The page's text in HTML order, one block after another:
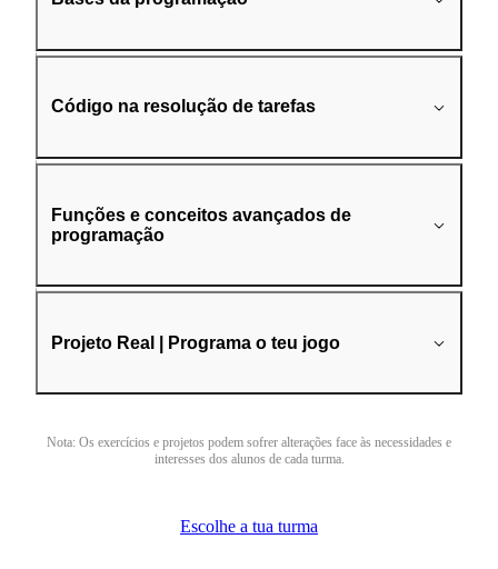
Código na resolução de tarefas
Funções e conceitos avançados de
programação
Projeto Real | Programa o teu jogo
Nota: Os exercícios e projetos podem sofrer alterações face às necessidades e
interesses dos alunos de cada turma.
Escolhe a tua turma